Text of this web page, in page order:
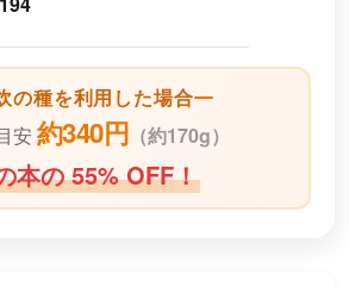
の種を利用した場合
安 約340円 （約170g）
本の 55% OFF！